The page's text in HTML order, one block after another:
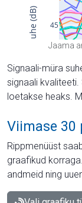
Jaama
Signaali-müra
signaali
loetakse heaks.
Viimase 30
Rippmenüüst
graafikud
andmeid ning